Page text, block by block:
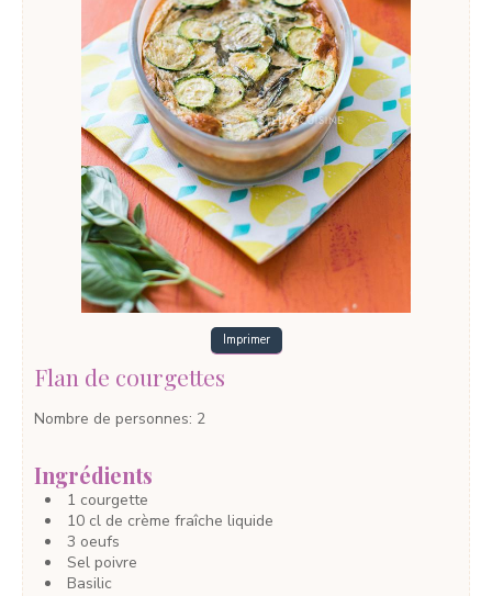
Imprimer
Flan de courgettes
Nombre de personnes: 2
Ingrédients
1 courgette
10 cl de crème fraîche liquide
3 oeufs
Sel poivre
Basilic